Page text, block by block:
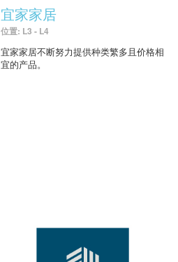
宜家家居
位置: L3 - L4
宜家家居不断努力提供种类繁多且价格相
宜的产品。